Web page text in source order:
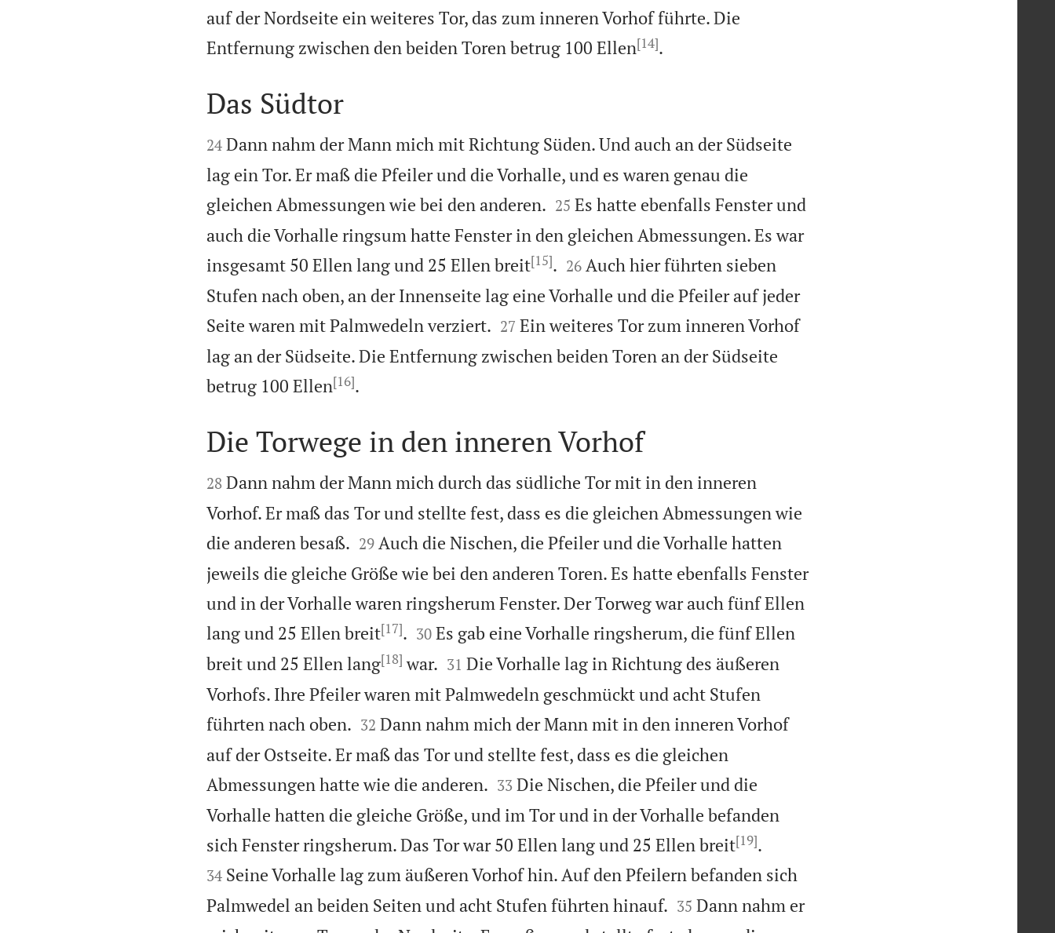
auf der Nordseite ein weiteres Tor, das zum inneren Vorhof führte. Die
Entfernung zwischen den beiden Toren betrug 100 Ellen[14].

Das Südtor

24 Dann nahm der Mann mich mit Richtung Süden. Und auch an der Südseite
lag ein Tor. Er maß die Pfeiler und die Vorhalle, und es waren genau die
gleichen Abmessungen wie bei den anderen.
25 Es hatte ebenfalls Fenster und
auch die Vorhalle ringsum hatte Fenster in den gleichen Abmessungen. Es war
insgesamt 50 Ellen lang und 25 Ellen breit[15].
26 Auch hier führten sieben
Stufen nach oben, an der Innenseite lag eine Vorhalle und die Pfeiler auf jeder
Seite waren mit Palmwedeln verziert.
27 Ein weiteres Tor zum inneren Vorhof
lag an der Südseite. Die Entfernung zwischen beiden Toren an der Südseite
betrug 100 Ellen[16].

Die Torwege in den inneren Vorhof

28 Dann nahm der Mann mich durch das südliche Tor mit in den inneren
Vorhof. Er maß das Tor und stellte fest, dass es die gleichen Abmessungen wie
die anderen besaß.
29 Auch die Nischen, die Pfeiler und die Vorhalle hatten
jeweils die gleiche Größe wie bei den anderen Toren. Es hatte ebenfalls Fenster
und in der Vorhalle waren ringsherum Fenster. Der Torweg war auch fünf Ellen
lang und 25 Ellen breit[17].
30 Es gab eine Vorhalle ringsherum, die fünf Ellen
breit und 25 Ellen lang[18] war.
31 Die Vorhalle lag in Richtung des äußeren
Vorhofs. Ihre Pfeiler waren mit Palmwedeln geschmückt und acht Stufen
führten nach oben.
32 Dann nahm mich der Mann mit in den inneren Vorhof
auf der Ostseite. Er maß das Tor und stellte fest, dass es die gleichen
Abmessungen hatte wie die anderen.
33 Die Nischen, die Pfeiler und die
Vorhalle hatten die gleiche Größe, und im Tor und in der Vorhalle befanden
sich Fenster ringsherum. Das Tor war 50 Ellen lang und 25 Ellen breit[19].
34 Seine Vorhalle lag zum äußeren Vorhof hin. Auf den Pfeilern befanden sich
Palmwedel an beiden Seiten und acht Stufen führten hinauf.
35 Dann nahm er